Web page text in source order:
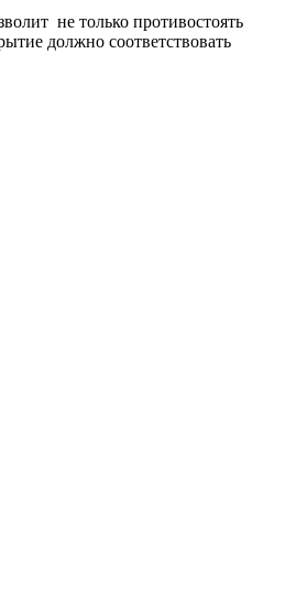
не только противостоять
должно соответствовать